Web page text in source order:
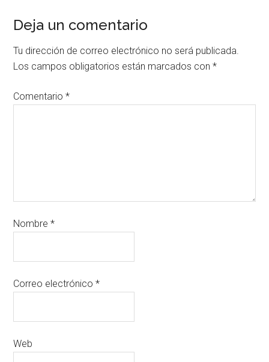
Deja un comentario
Tu dirección de correo electrónico no será publicada.
Los campos obligatorios están marcados con*
Comentario*
Nombre*
Correo electrónico*
Web